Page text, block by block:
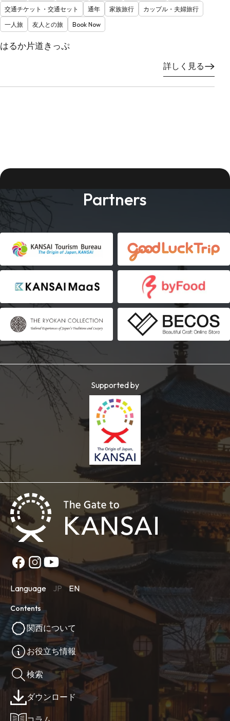
交通チケット・交通セット
通年 家族旅行
カップル・夫婦旅行
一人旅
友人との旅 Book Now
はるか片道きっぷ
詳しく見る
Partners
Supported by
Language JP EN
Contents
関西について
お役立ち情報
検索
ダウンロード